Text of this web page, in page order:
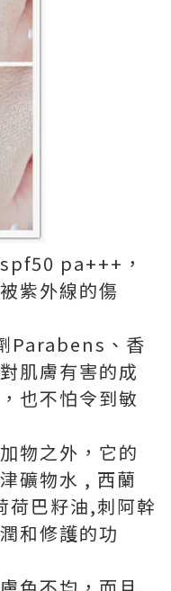
pa+++，
紫外線的傷
Parabens、香
肌膚有害的成
也不怕令到敏
物之外，它的
礦物水 , 西蘭
荷巴籽油,刺阿幹
和修護的功